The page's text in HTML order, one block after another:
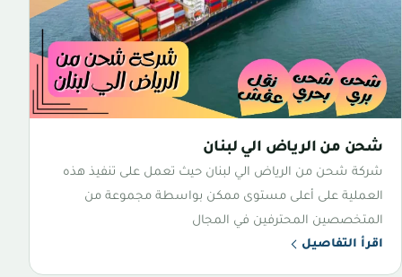
شحن من الرياض الي لبنان
شركة شحن من الرياض الي لبنان حيث تعمل على تنفيذ هذه
العملية على أعلى مستوى ممكن بواسطة مجموعة من
المتخصصين المحترفين في المجال
اقرأ التفاصيل